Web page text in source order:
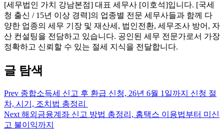
[세무법인 가치 강남본점] 대표 세무사 [이호석]입니다. [국세
청 출신 / 15년 이상 경력]의 업종별 전문 세무사들과 함께 다
양한 업종의 세무 기장 및 재산세, 법인전환, 세무조사 방어, 자
산 컨설팅을 전담하고 있습니다. 공인된 세무 전문가로서 가장
정확하고 신뢰할 수 있는 절세 지식을 전달합니다.
글 탐색
Prev 종합소득세 신고 후 환급 신청, 26년 6월 1일까지 신청 절
차, 시기, 조치법 총정리
Next 해외금융계좌 신고 방법 총정리, 홈택스 이용법부터 미신
고 불이익까지